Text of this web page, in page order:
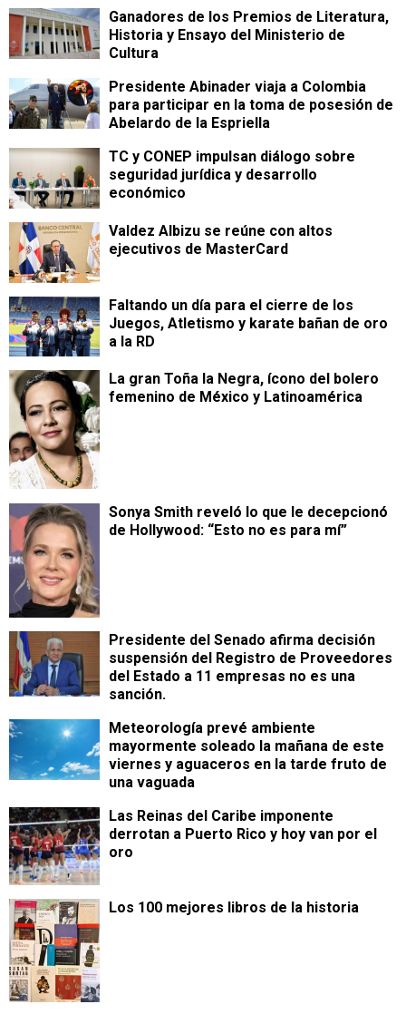
Ganadores de los Premios de Literatura,
Historia y Ensayo del Ministerio de
Cultura
Presidente Abinader viaja a Colombia
para participar en la toma de posesión de
Abelardo de la Espriella
TC y CONEP impulsan diálogo sobre
seguridad jurídica y desarrollo
económico
Valdez Albizu se reúne con altos
ejecutivos de MasterCard
Faltando un día para el cierre de los
Juegos, Atletismo y karate bañan de oro
a la RD
La gran Toña la Negra, ícono del bolero
femenino de México y Latinoamérica
Sonya Smith reveló lo que le decepcionó
de Hollywood: “Esto no es para mí”
Presidente del Senado afirma decisión
suspensión del Registro de Proveedores
del Estado a 11 empresas no es una
sanción.
Meteorología prevé ambiente
mayormente soleado la mañana de este
viernes y aguaceros en la tarde fruto de
una vaguada
Las Reinas del Caribe imponente
derrotan a Puerto Rico y hoy van por el
oro
Los 100 mejores libros de la historia